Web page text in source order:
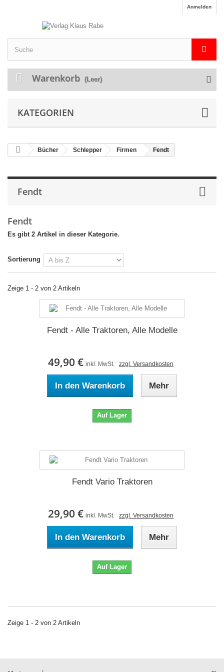
Anmelden
Warenkorb (Leer)
KATEGORIEN
Bücher Schlepper Firmen Fendt
Fendt
Fendt
Es gibt 2 Artikel in dieser Kategorie.
Sortierung
Zeige 1 - 2 von 2 Artikeln
Fendt - Alle Traktoren, Alle Modelle
49,90 € inkl. MwSt. zzgl. Versandkosten
In den Warenkorb Mehr
Auf Lager
Fendt Vario Traktoren
29,90 € inkl. MwSt. zzgl. Versandkosten
In den Warenkorb Mehr
Auf Lager
Zeige 1 - 2 von 2 Artikeln